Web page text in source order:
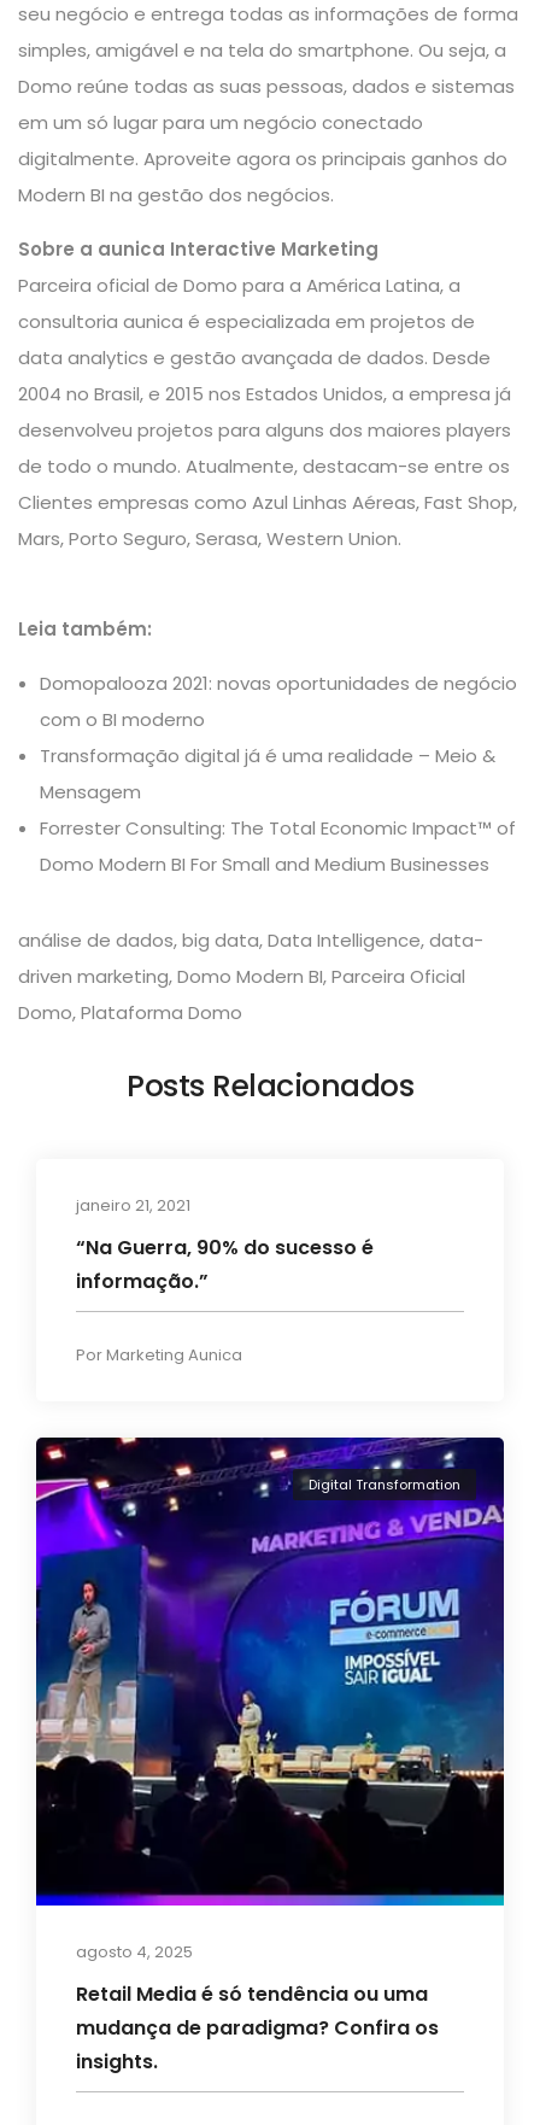
seu negócio e entrega todas as informações de forma
simples, amigável e na tela do smartphone. Ou seja, a
Domo reúne todas as suas pessoas, dados e sistemas
em um só lugar para um negócio conectado
digitalmente. Aproveite agora os principais ganhos do
Modern BI na gestão dos negócios.
Sobre a aunica Interactive Marketing
Parceira oficial de Domo para a América Latina, a
consultoria aunica é especializada em projetos de
data analytics e gestão avançada de dados. Desde
2004 no Brasil, e 2015 nos Estados Unidos, a empresa já
desenvolveu projetos para alguns dos maiores players
de todo o mundo. Atualmente, destacam-se entre os
Clientes empresas como Azul Linhas Aéreas, Fast Shop,
Mars, Porto Seguro, Serasa, Western Union.
Leia também:
Domopalooza 2021: novas oportunidades de negócio
com o BI moderno
Transformação digital já é uma realidade – Meio &
Mensagem
Forrester Consulting: The Total Economic Impact™ of
Domo Modern BI For Small and Medium Businesses
análise de dados,big data,Data Intelligence,data-
driven marketing,Domo Modern BI,Parceira Oficial
Domo,Plataforma Domo
Posts Relacionados
janeiro 21, 2021
“Na Guerra, 90% do sucesso é
informação.”
PorMarketing Aunica
Digital Transformation
agosto 4, 2025
Retail Media é só tendência ou uma
mudança de paradigma? Confira os
insights.